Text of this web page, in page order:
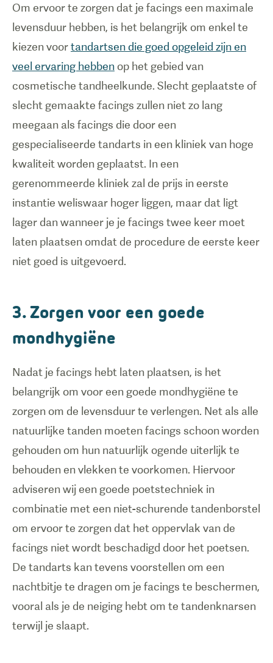
Om ervoor te zorgen dat je facings een maximale
levensduur hebben, is het belangrijk om enkel te
kiezen voortandartsen die goed opgeleid zijn en
veel ervaring hebben op het gebied van
cosmetische tandheelkunde. Slecht geplaatste of
slecht gemaakte facings zullen niet zo lang
meegaan als facings die door een
gespecialiseerde tandarts in een kliniek van hoge
kwaliteit worden geplaatst. In een
gerenommeerde kliniek zal de prijs in eerste
instantie weliswaar hoger liggen, maar dat ligt
lager dan wanneer je je facings twee keer moet
laten plaatsen omdat de procedure de eerste keer
3. Zorgen voor een goede
mondhygiëne
Nadat je facings hebt laten plaatsen, is het
belangrijk om voor een goede mondhygiëne te
zorgen om de levensduur te verlengen. Net als alle
natuurlijke tanden moeten facings schoon worden
gehouden om hun natuurlijk ogende uiterlijk te
behouden en vlekken te voorkomen. Hiervoor
adviseren wij een goede poetstechniek in
combinatie met een niet-schurende tandenborstel
om ervoor te zorgen dat het oppervlak van de
facings niet wordt beschadigd door het poetsen.
De tandarts kan tevens voorstellen om een
nachtbitje te dragen om je facings te beschermen,
vooral als je de neiging hebt om te tandenknarsen